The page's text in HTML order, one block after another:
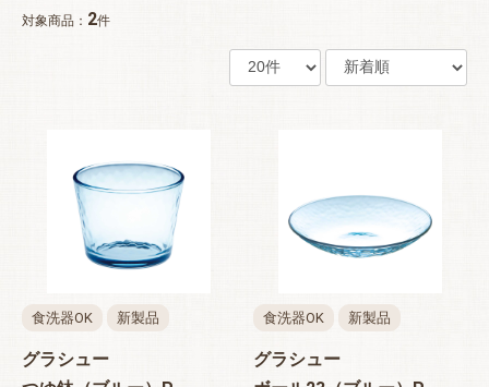
対象商品： 2件
食洗器OK 新製品
グラシュー
食洗器OK 新製品
グラシュー